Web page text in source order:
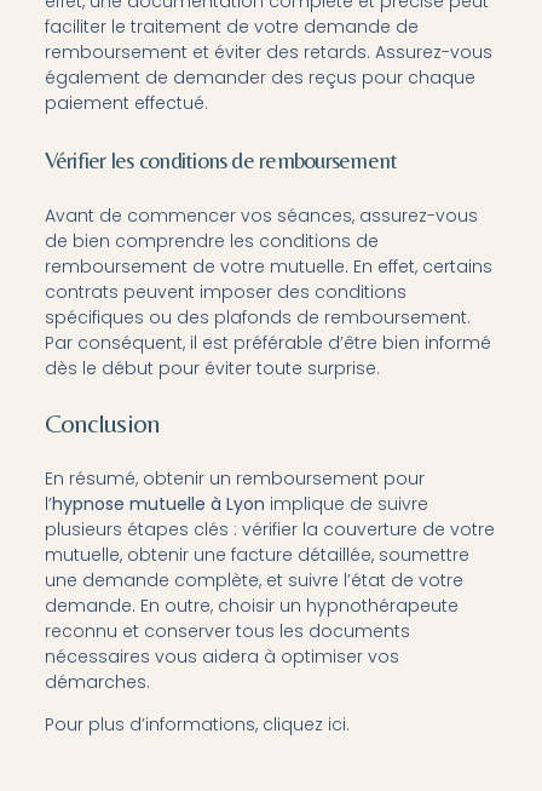
faciliter le traitement de votre demande de
remboursement et éviter des retards. Assurez-vous
également de demander des reçus pour chaque
paiement effectué.
Vérifier les conditions de remboursement
Avant de commencer vos séances, assurez-vous
de bien comprendre les conditions de
remboursement de votre mutuelle. En effet, certains
contrats peuvent imposer des conditions
spécifiques ou des plafonds de remboursement.
Par conséquent, il est préférable d’être bien informé
dès le début pour éviter toute surprise.
Conclusion
En résumé, obtenir un remboursement pour
l’hypnose mutuelle à Lyon implique de suivre
plusieurs étapes clés : vérifier la couverture de votre
mutuelle, obtenir une facture détaillée, soumettre
une demande complète, et suivre l’état de votre
demande. En outre, choisir un hypnothérapeute
reconnu et conserver tous les documents
nécessaires vous aidera à optimiser vos
démarches.
Pour plus d’informations, cliquez ici.